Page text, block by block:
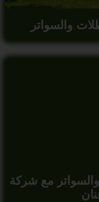
والسواتر
مع شركة